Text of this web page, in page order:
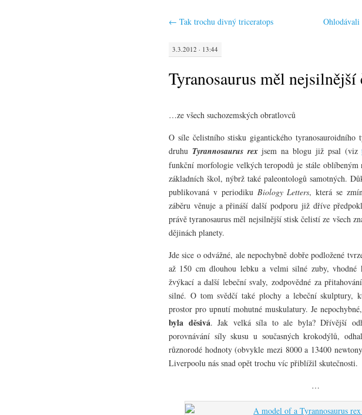
← Tak trochu divný triceratops
3.3.2012 · 13:44
Tyranosaurus měl
…ze všech suchozemských obratlovců
O síle čelistního stisku gigantického tyranosauroidního
druhu Tyrannosaurus rexjsem na blogu již psal (viz
funkční morfologie velkých teropodů je stále oblíbeným
základních škol, nýbrž také paleontologů samotných.
publikovaná v periodiku Biology Letters, která se
záběru věnuje a přináší další podporu již dříve
právě tyranosaurus měl nejsilnější stisk čelistí ze všech
dějinách planety.
Jde sice o odvážné, ale nepochybně dobře podložené
až 150 cm dlouhou lebku a velmi silné zuby,
žvýkací a další lebeční svaly, zodpovědné za
silné. O tom svědčí také plochy a lebeční skulptury,
prostor pro upnutí mohutné muskulatury. Je
byla děsivá. Jak velká síla to ale byla? Dřívější
porovnávání síly skusu u současných krokodýlů,
různorodé hodnoty (obvykle mezi 8000 a 13400
Liverpoolu nás snad opět trochu víc přiblížil skutečnosti.
…